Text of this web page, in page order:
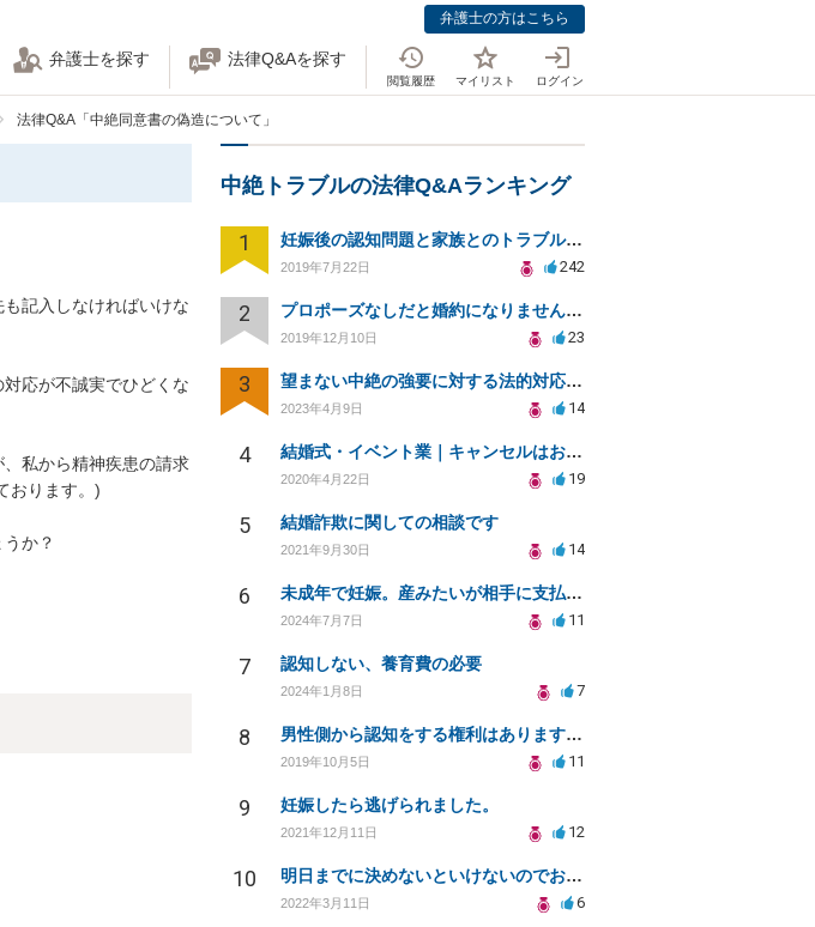
弁護士の方はこちら
弁護士を探す 法律Q&Aを探す
閲覧履歴 マイリスト ログイン
法律Q&A「中絶同意書の偽造について」
記入しなければいけな
応が不誠実でひどくな
私から精神疾患の請求
おります。)
か？
中絶トラブルの法律Q&Aランキング
1 妊娠後の認知問題と家族とのトラブル解決策を求めて
2019年7月22日 242
2 プロポーズなしだと婚約になりませんか？
2019年12月10日 23
3 望まない中絶の強要に対する法的対応と自己防衛策
2023年4月9日 14
4 結婚式・イベント業｜キャンセルはお客様都合？コロナによる結婚式キャンセルのトラブル対処（編集部投稿）
2020年4月22日 19
5 結婚詐欺に関しての相談です
2021年9月30日 14
6 未成年で妊娠。産みたいが相手に支払い能力がない場合。
2024年7月7日 11
7 認知しない、養育費の必要
2024年1月8日 7
8 男性側から認知をする権利はありますか？認知を拒否され父親になる権利を奪われたら法律問題になりますか？
2019年10月5日 11
9 妊娠したら逃げられました。
2021年12月11日 12
10 明日までに決めないといけないのでお願いします。
2022年3月11日 6